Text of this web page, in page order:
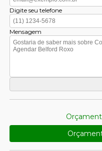
Digite seu telefone
Mensagem